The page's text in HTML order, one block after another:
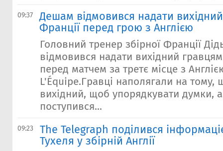
09:37
Дешам відмовився надати
Франції перед грою з Англією
Головний тренер збірної Франції
відмовився надати вихідний
перед матчем за третє місце з
L'Équipe.Гравці наполягали на тому,
вихідний, щоб упорядкувати думки,
поступився...
09:23
The Telegraph поділився
Тухеля у збірній Англії